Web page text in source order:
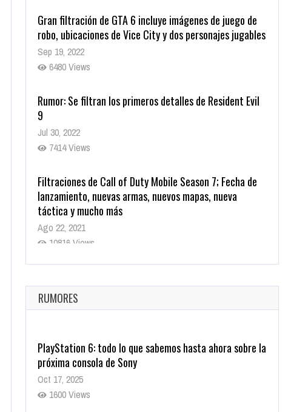
Gran filtración de GTA 6 incluye imágenes de juego de
robo, ubicaciones de Vice City y dos personajes jugables
Sep 19, 2022
6480 Views
Rumor: Se filtran los primeros detalles de Resident Evil
9
Jul 30, 2022
7414 Views
Filtraciones de Call of Duty Mobile Season 7; Fecha de
lanzamiento, nuevas armas, nuevos mapas, nueva
táctica y mucho más
Ago 22, 2021
10816 Views
La configuración de Call of Duty 2021 aparentemente
Ago 8, 2021
10001 Views
RUMORES
PlayStation 6: todo lo que sabemos hasta ahora sobre la
próxima consola de Sony
Oct 17, 2025
1600 Views